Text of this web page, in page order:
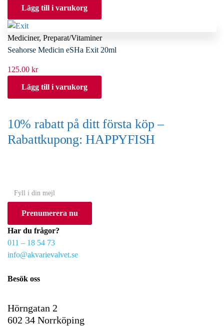
Lägg till i varukorg
Mediciner, Preparat/Vitaminer
Seahorse Medicin eSHa Exit 20ml
125.00 kr
Lägg till i varukorg
10% rabatt på ditt första köp –
Rabattkupong: HAPPYFISH
o
r
Prenumerera nu
Har du frågor?
011 – 18 54 73
info@akvarievalvet.se
Besök oss
Hörngatan 2
602 34 Norrköping